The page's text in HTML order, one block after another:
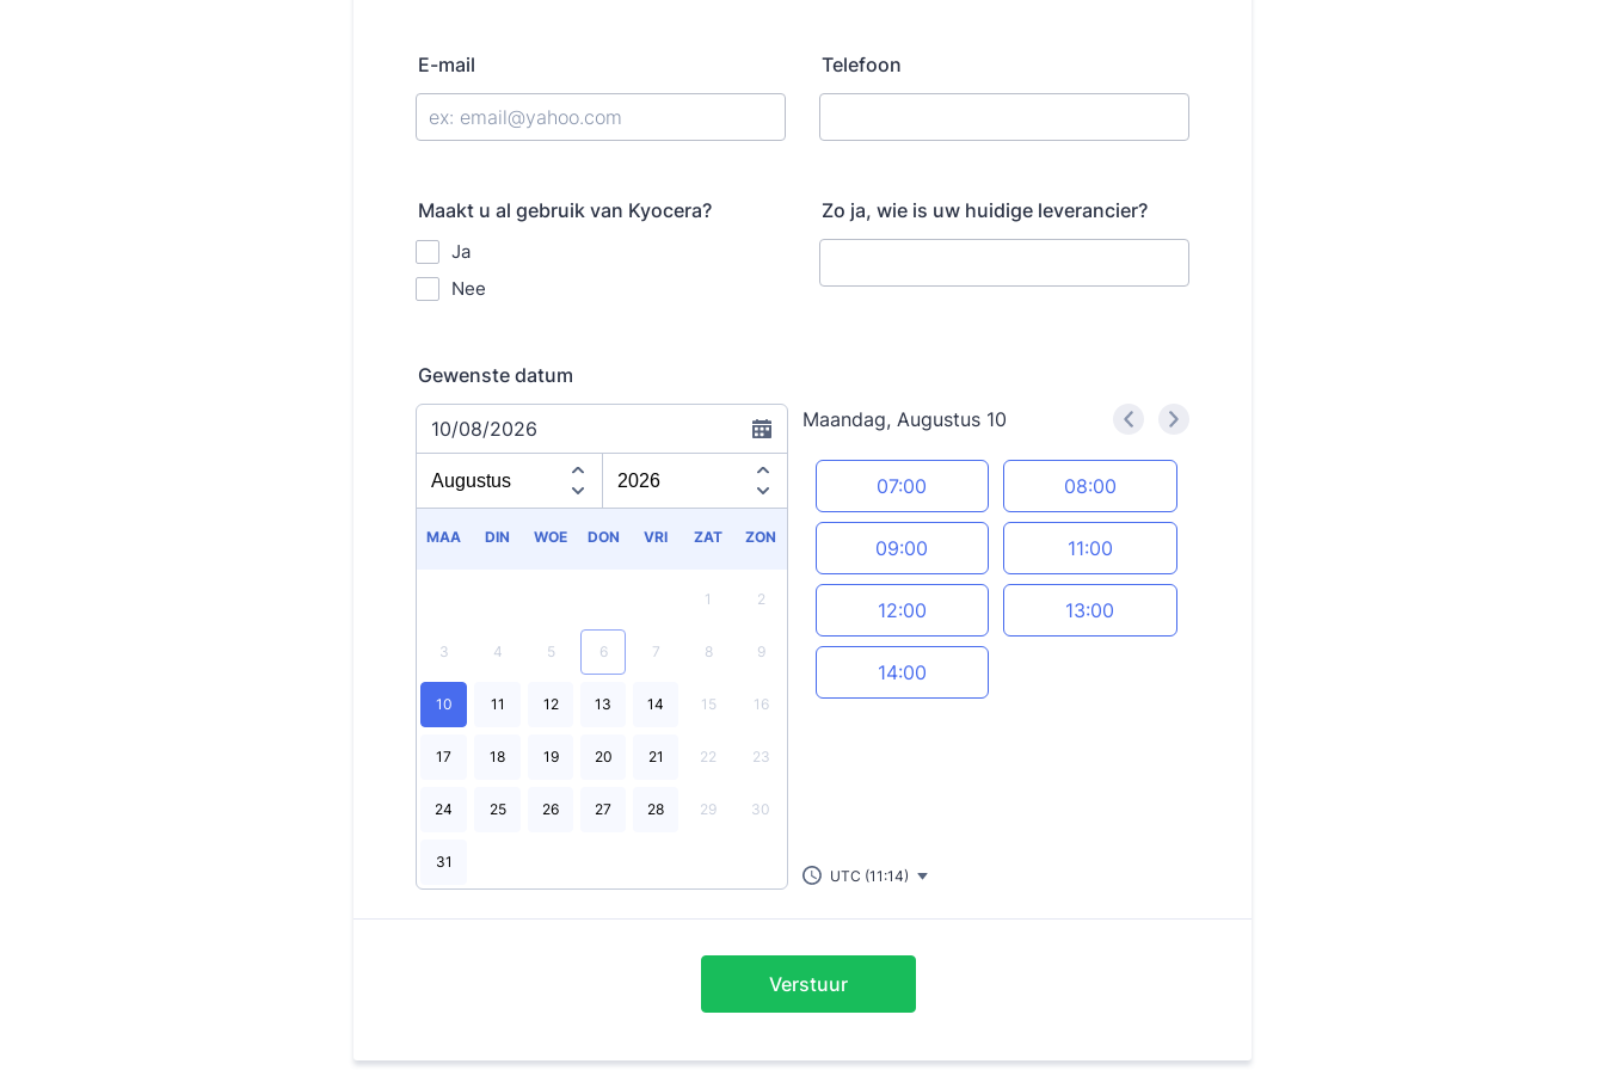
E-mail Telefoon
Maakt u al gebruik van Kyocera?
Ja
Nee
Zo ja, wie is uw huidige leverancier?
Gewenste datum
10/08/2026
MAA DIN WOE DON VRI ZAT ZON
1 2
3 4 5 6 7 8 9
10 11 12 13 14 15 16
17 18 19 20 21 22 23
24 25 26 27 28 29 30
31
Maandag, Augustus 10 < >
Appointment time
07:00 08:00
09:00 11:00
12:00 13:00
14:00
UTC (11:14)
Verstuur